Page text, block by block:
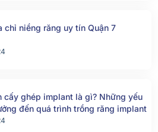
chỉ niềng răng uy tín Quận 7
cấy ghép implant là gì? Những yếu
đến quá trình trồng răng implant